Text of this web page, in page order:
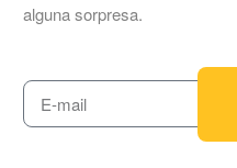
alguna sorpresa.